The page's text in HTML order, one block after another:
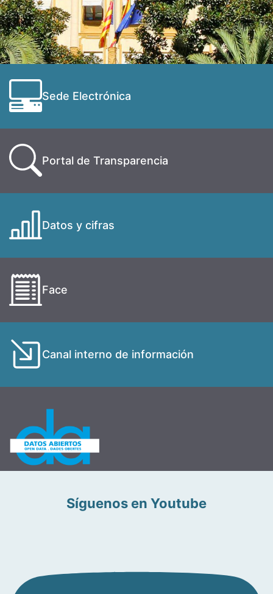
Sede Electrónica
Portal de Transparencia
Datos y cifras
Face
Canal interno de información
Síguenos en Youtube